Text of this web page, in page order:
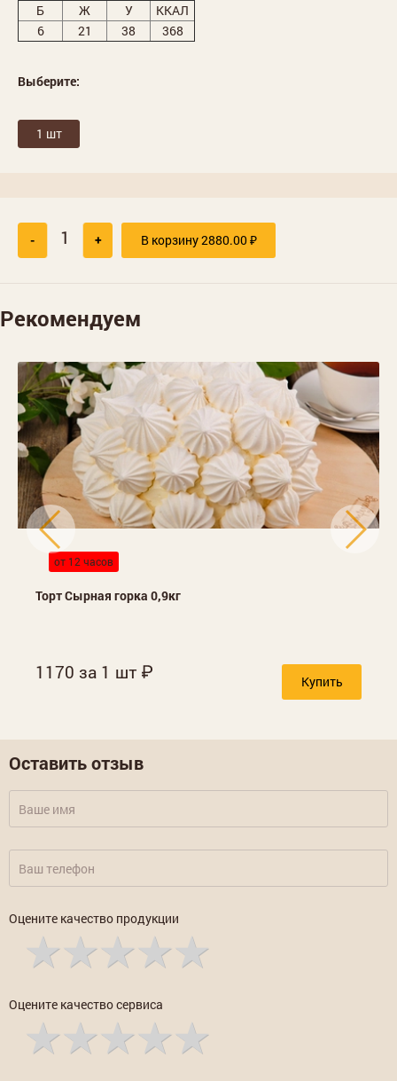
Б
Ж У
ККАЛ
6
21 38 368
Выберите:
1 шт
- + В корзину2880.00₽
Рекомендуем
от 12 часов
Торт Сырная горка 0,9кг
1170 за 1 шт Купить
Оставить отзыв
Оцените качество продукции
Оцените качество сервиса